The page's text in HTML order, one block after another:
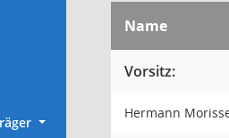
Name
Vorsitz:
Hermann